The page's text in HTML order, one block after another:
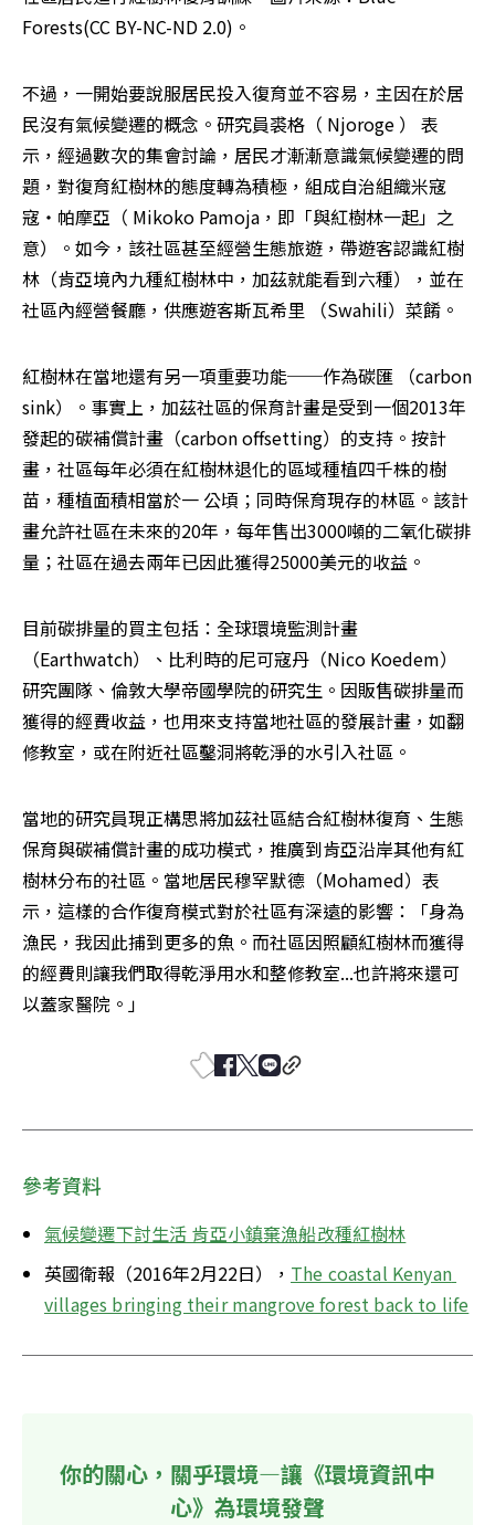
Forests(CC BY-NC-ND 2.0)。
不過，一開始要說服居民投入復育並不容易，主因在於居
民沒有氣候變遷的概念。研究員裘格（ Njoroge ） 表
示，經過數次的集會討論，居民才漸漸意識氣候變遷的問
題，對復育紅樹林的態度轉為積極，組成自治組織米寇
寇‧帕摩亞（ Mikoko Pamoja，即「與紅樹林一起」之
意）。如今，該社區甚至經營生態旅遊，帶遊客認識紅樹
林（肯亞境內九種紅樹林中，加茲就能看到六種），並在
社區內經營餐廳，供應遊客斯瓦希里 （Swahili）菜餚。
紅樹林在當地還有另一項重要功能──作為碳匯 （carbon
sink）。事實上，加茲社區的保育計畫是受到一個2013年
發起的碳補償計畫（carbon offsetting）的支持。按計
畫，社區每年必須在紅樹林退化的區域種植四千株的樹
苗，種植面積相當於一 公頃；同時保育現存的林區。該計
畫允許社區在未來的20年，每年售出3000噸的二氧化碳排
量；社區在過去兩年已因此獲得25000美元的收益。
目前碳排量的買主包括：全球環境監測計畫
（Earthwatch）、比利時的尼可寇丹（Nico Koedem）
研究團隊、倫敦大學帝國學院的研究生。因販售碳排量而
獲得的經費收益，也用來支持當地社區的發展計畫，如翻
修教室，或在附近社區鑿洞將乾淨的水引入社區。
當地的研究員現正構思將加茲社區結合紅樹林復育、生態
保育與碳補償計畫的成功模式，推廣到肯亞沿岸其他有紅
樹林分布的社區。當地居民穆罕默德（Mohamed）表
示，這樣的合作復育模式對於社區有深遠的影響：「身為
漁民，我因此捕到更多的魚。而社區因照顧紅樹林而獲得
的經費則讓我們取得乾淨用水和整修教室...也許將來還可
以蓋家醫院。」
參考資料
氣候變遷下討生活 肯亞小鎮棄漁船改種紅樹林
英國衛報（2016年2月22日）， The coastal Kenyan
villages bringing their mangrove forest back to life
你的關心，關乎環境—讓《環境資訊中
心》為環境發聲